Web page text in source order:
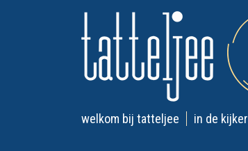
welkom bij tatteljee in de kijker